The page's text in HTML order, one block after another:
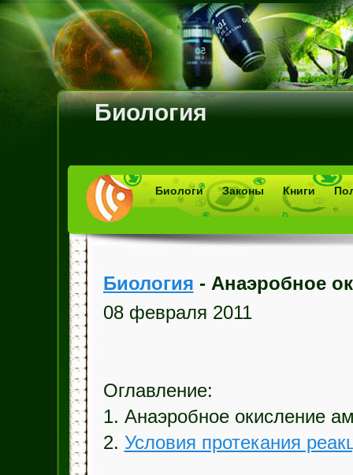
Биология
Биологи Законы Книги
Биология - Анаэробное
08 февраля 2011
Оглавление:
1. Анаэробное окисление
2. Условия протекания